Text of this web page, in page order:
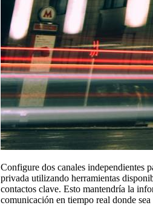
Configure dos canales independientes
privada utilizando herramientas
contactos clave. Esto mantendría la
comunicación en tiempo real donde sea